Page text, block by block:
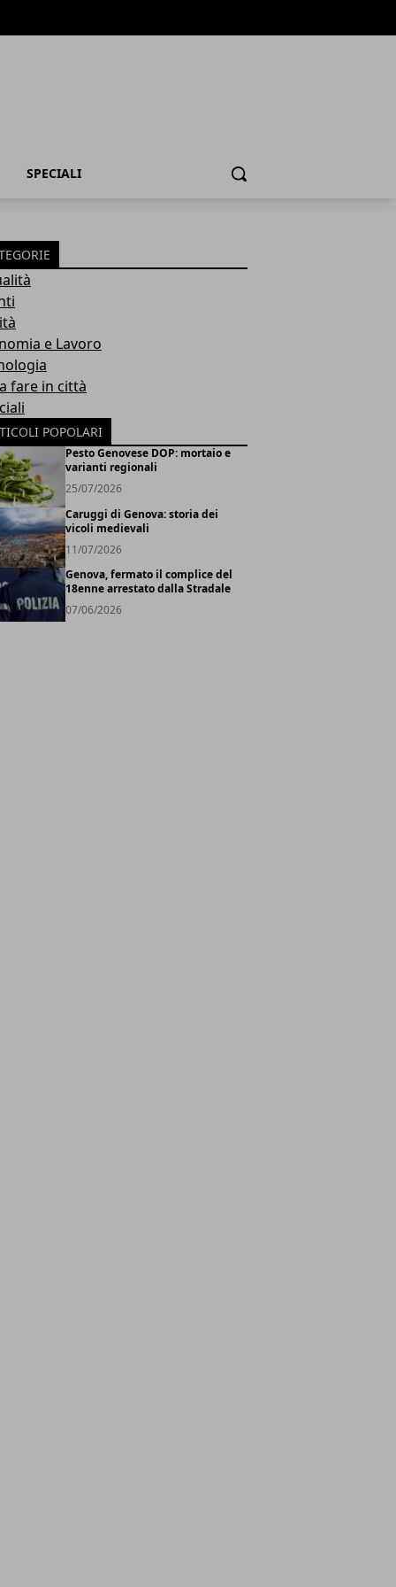
SPECIALI Cerca
e Lavoro
fare in città
POPOLARI
Pesto Genovese DOP: mortaio e
varianti regionali
25/07/2026
Caruggi di Genova: storia dei
vicoli medievali
11/07/2026
Genova, fermato il complice del
18enne arrestato dalla Stradale
07/06/2026